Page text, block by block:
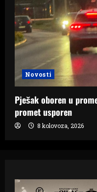
Novosti
Pješak oboren u
promet usporen
8 kolovoza, 2026